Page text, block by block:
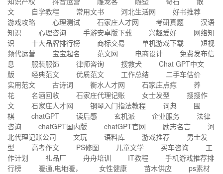
文
自学教程 常用文书 河北生活网
好书推荐
游戏攻略
心理测试 石家庄人才网 考研真题
汉语
知识
心理咨询 手游安卓版下载 兴趣爱好
网络知
识
十大品牌排行榜 商标交易 单机游戏下载
短视
频代运营
宝宝起名 范文网 电商设计
免费发布信
息
服装服饰 律师咨询 搜救犬
Chat GPT中文
版
经典范文 优质范文 工作总结
二手车估价
实用范文
古诗词 衡水人才网 石家庄点痣
养
花
名酒回收 石家庄代理记账 女士发型
搜搜作
文
石家庄人才网 钢琴入门指法教程 词典
围
棋
chatGPT 读后感 玄机派 企业服务
法律
咨询
chatGPT国内版 chatGPT官网 励志名言
河
北代理记账公司
文玩 语料库 游戏推荐
男士发
型
高考作文 PS修图 儿童文学 买车咨询
工
作计划
礼品厂 舟舟培训 IT教程
手机游戏推荐排
行榜
暖通,电地暖， 女性健康 苗木供应
ps素材